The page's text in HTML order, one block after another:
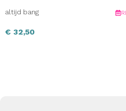
altijd bang
€ 32,50